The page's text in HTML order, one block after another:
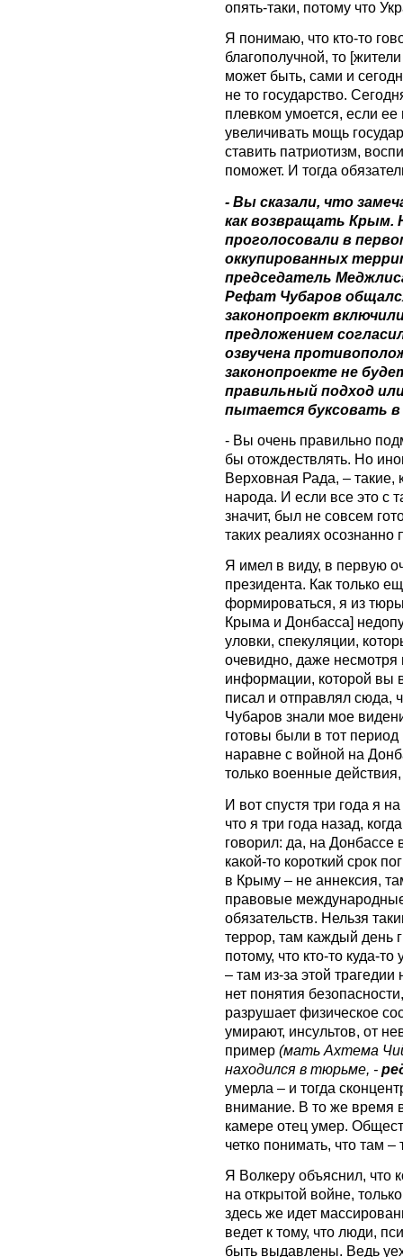
опять-таки, потому что
Я понимаю, что кто-то
благополучной, то
может быть, сами и
не то государство.
плевком умоется, если ее
увеличивать мощь
ставить патриотизм,
поможет. И тогда
- Вы сказали, что
как возвращать Крым.
проголосовали в
оккупированных
председатель
Рефат Чубаров
законопроект
предложением
озвучена
законопроекте не
правильный подход
пытается буксовать
- Вы очень правильно
бы отождествлять. Но
Верховная Рада, – такие,
народа. И если все это с
значит, был не совсем
таких реалиях осознанно
Я имел в виду, в первую
президента. Как только
формироваться, я из
Крыма и Донбасса]
уловки, спекуляции,
очевидно, даже несмотря
информации, которой вы
писал и отправлял
Чубаров знали мое
готовы были в тот
наравне с войной на
только военные
И вот спустя три года я
что я три года назад,
говорил: да, на Донбассе
какой-то короткий срок
в Крыму – не аннексия,
правовые международные
обязательств. Нельзя
террор, там каждый день
потому, что кто-то куда-
– там из-за этой
нет понятия
разрушает физическое
умирают, инсультов, от
пример (мать Ахтема
находился в тюрьме, -
умерла – и тогда
внимание. В то же время
камере отец умер.
четко понимать, что там –
Я Волкеру объяснил, что
на открытой войне,
здесь же идет
ведет к тому, что люди,
быть выдавлены. Ведь